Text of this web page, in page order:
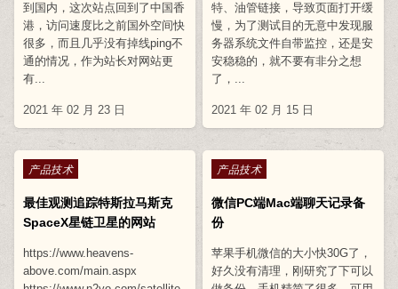
到国内，这次站点回到了中国香
港，访问速度比之前国外空间快
很多，而且几乎没有掉线ping不
通的情况，作为站长对网站更
有...
2021 年 02 月 23 日
特、油管链接，导致页面打开缓
慢，为了测试目的无意中发现服
务器系统文件自带监控，还是安
安稳稳的，就不要有非分之想
了，...
2021 年 02 月 15 日
Posted in
产品技术
最佳观测追踪特斯拉马斯克
SpaceX星链卫星的网站
https://www.heavens-
above.com/main.aspx
Posted in
产品技术
微信PC端Mac端聊天记录备
份
苹果手机微信的大小快30G了，
好久没有清理，刚研究了下可以